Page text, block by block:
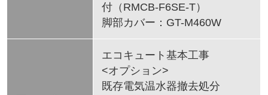
付（RMCB-F6SE-T）
脚部カバー：GT-M460W
エコキュート基本工事
<オプション>
既存電気温水器撤去処分